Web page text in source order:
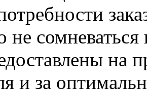
сомневаться
на
и за